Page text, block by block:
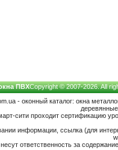
ПВХCopyright © 2007-2026. All
- оконный каталог: окна
сити проходит сертификацию
информации, ссылка (для
ответственность за